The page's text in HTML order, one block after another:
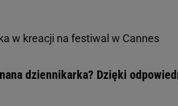
w kreacji na festiwal w Cannes
dziennikarka? Dzięki